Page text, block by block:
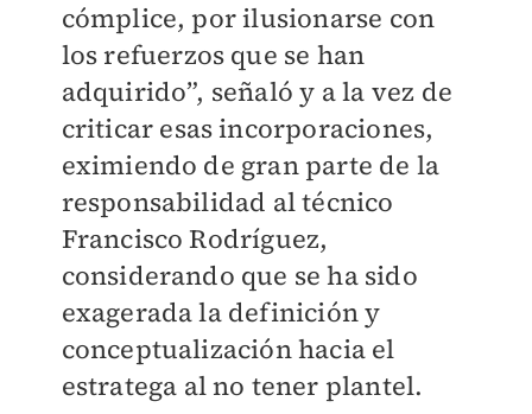
cómplice, por ilusionarse con
los refuerzos que se han
adquirido”, señaló y a la vez de
criticar esas incorporaciones,
eximiendo de gran parte de la
responsabilidad al técnico
Francisco Rodríguez,
considerando que se ha sido
exagerada la definición y
conceptualización hacia el
estratega al no tener plantel.